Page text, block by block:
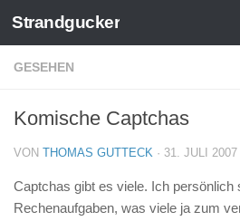
Zum Inhalt springen
Strandgucker
GESEHEN
Komische Captchas
VON THOMAS GUTTECK · 31. JULI 2007
Captchas gibt es viele. Ich persönlich
Rechenaufgaben, was viele ja zum